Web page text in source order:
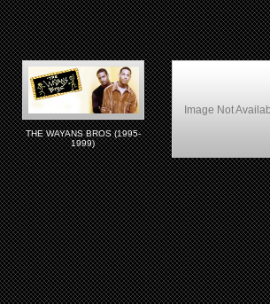
THE WAYANS BROS (1995-
1999)
Image Not
A Low Down Dirty
(1994)